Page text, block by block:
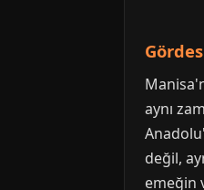
aynı
değil,
emeğin